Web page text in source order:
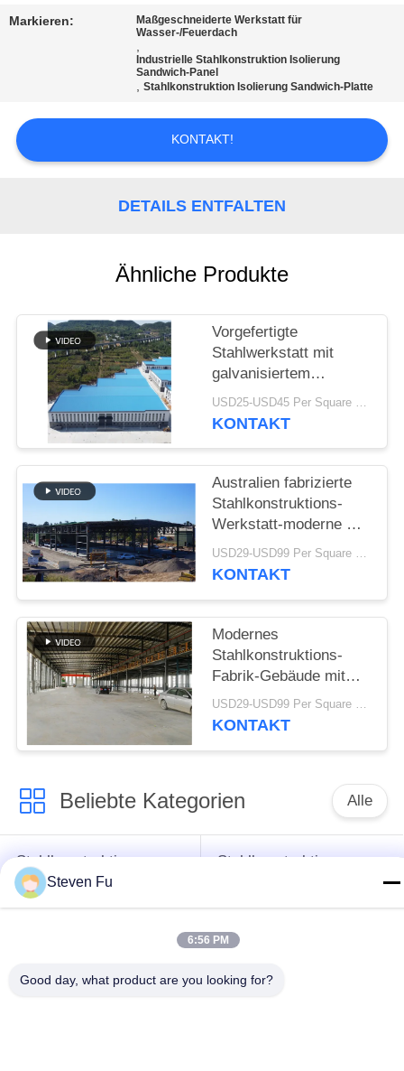
TRETEN
UNS
IN
LÖSUNG
BLOG
SITEMAP
PRIVACY
POLICY
Markieren:
Maßgeschneiderte Werkstatt für
Wasser-/Feuerdach
,
Industrielle Stahlkonstruktion Isolierung
Sandwich-Panel
,Stahlkonstruktion Isolierung Sandwich-Platte
KONTAKT!
DETAILS ENTFALTEN
Ähnliche Produkte
Vorgefertigte
Stahlwerkstatt mit
galvanisiertem
Portalrahmen
USD25-USD45 Per Square Meter MOQ:200 Quadratmeter
KONTAKT
Australien fabrizierte
Stahlkonstruktions-
Werkstatt-moderne Art
Binder-Dach vor
USD29-USD99 Per Square Meter MOQ:500 Quadratmeter
KONTAKT
Modernes
Stahlkonstruktions-
Fabrik-Gebäude mit
Mezzanin-
Metallwerkstatt-Bau
USD29-USD99 Per Square Meter MOQ:500 Quadratmeter
KONTAKT
Beliebte Kategorien Alle
Stahlkonstruktion
Lager
Stahlkonstruktions-
Vorfabrizierte
Steven Fu
6:56 PM
Good day, what product are you looking for?